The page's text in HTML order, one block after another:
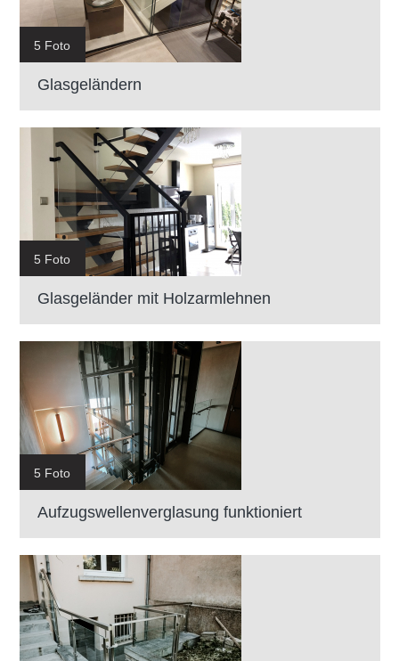
5 Foto
Glasgeländern
5 Foto
Glasgeländer mit Holzarmlehnen
5 Foto
Aufzugswellenverglasung funktioniert